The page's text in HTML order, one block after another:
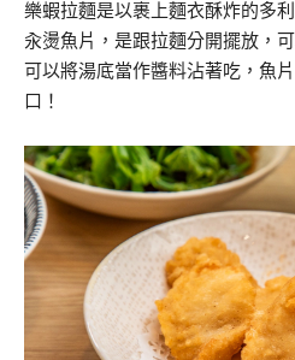
樂蝦拉麵是以裹上麵衣酥炸的多
汆燙魚片，是跟拉麵分開擺放，
可以將湯底當作醬料沾著吃，魚
口！